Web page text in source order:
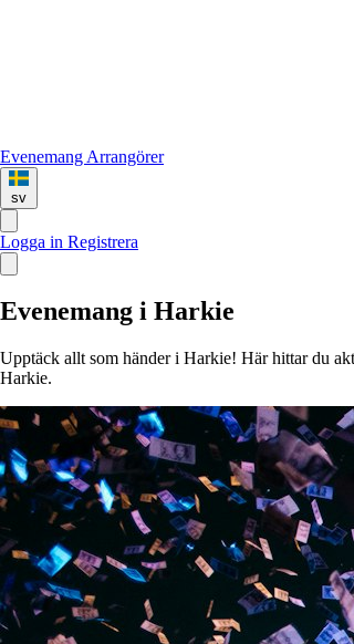
Evenemang Arrangörer
sv
Logga in Registrera
Evenemang i Harkie
Upptäck allt som händer i Harkie! Här hittar du
Harkie.